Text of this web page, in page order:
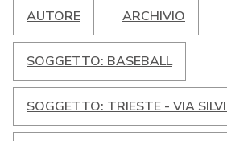
AUTORE ARCHIVIO
SOGGETTO: BASEBALL
SOGGETTO: TRIESTE - VIA